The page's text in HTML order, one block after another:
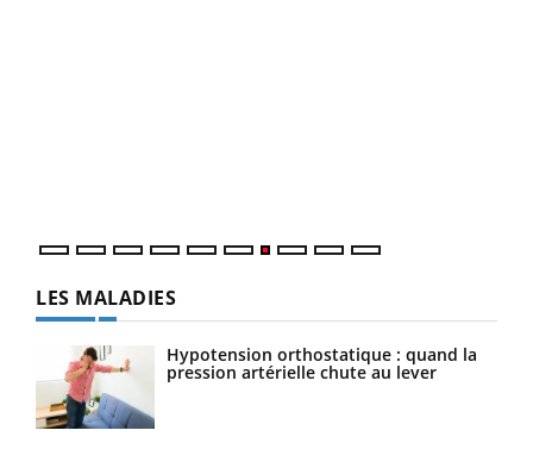
LES MALADIES
Hypotension orthostatique : quand la
pression artérielle chute au lever